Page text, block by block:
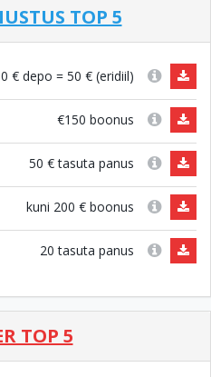
TOP 5
€ depo = 50 € (eridiil)
€150 boonus
50 € tasuta panus
kuni 200 € boonus
20 tasuta panus
TOP 5